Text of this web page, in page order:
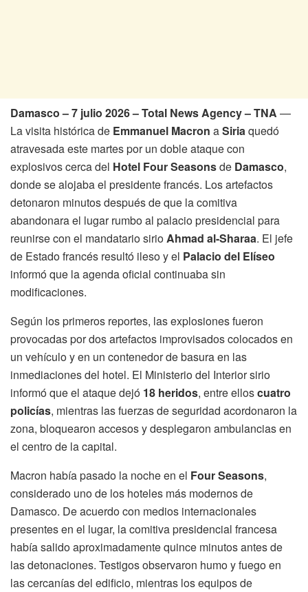
Damasco – 7 julio 2026 – Total News Agency – TNA —
La visita histórica de Emmanuel Macron aSiriaquedó
atravesada este martes por un doble ataque con
explosivos cerca del Hotel Four Seasonsde Damasco,
donde se alojaba el presidente francés. Los artefactos
detonaron minutos después de que la comitiva
abandonara el lugar rumbo al palacio presidencial para
reunirse con el mandatario sirioAhmad al-Sharaa. El jefe
de Estado francés resultó ileso y el Palacio del Elíseo
informó que la agenda oficial continuaba sin
modificaciones.
Según los primeros reportes, las explosiones fueron
provocadas por dos artefactos improvisados colocados en
un vehículo y en un contenedor de basura en las
inmediaciones del hotel. El Ministerio del Interior sirio
informó que el ataque dejó 18 heridos, entre elloscuatro
policías, mientras las fuerzas de seguridad acordonaron la
zona, bloquearon accesos y desplegaron ambulancias en
el centro de la capital.
Macron había pasado la noche en el Four Seasons,
considerado uno de los hoteles más modernos de
Damasco. De acuerdo con medios internacionales
presentes en el lugar, la comitiva presidencial francesa
había salido aproximadamente quince minutos antes de
las detonaciones. Testigos observaron humo y fuego en
las cercanías del edificio, mientras los equipos de